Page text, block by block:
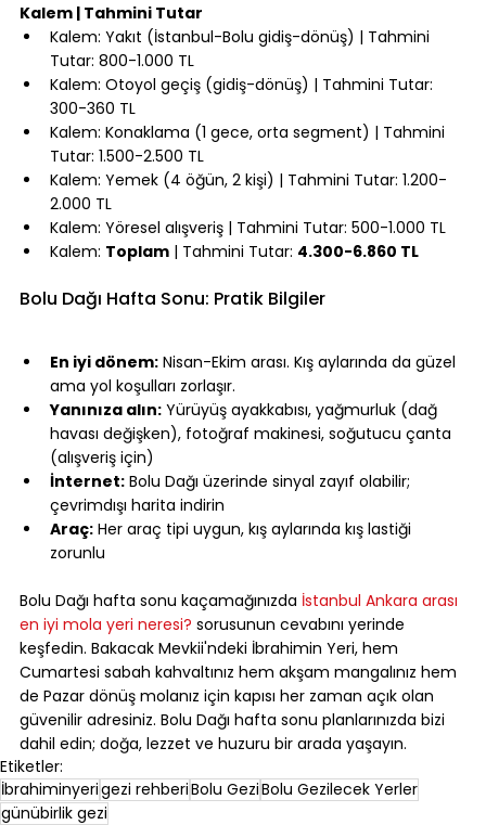
Kalem | Tahmini Tutar
Kalem: Yakıt (İstanbul-Bolu gidiş-dönüş) | Tahmini
Tutar: 800-1.000 TL
Kalem: Otoyol geçiş (gidiş-dönüş) | Tahmini Tutar:
300-360 TL
Kalem: Konaklama (1 gece, orta segment) | Tahmini
Tutar: 1.500-2.500 TL
Kalem: Yemek (4 öğün, 2 kişi) | Tahmini Tutar: 1.200-
2.000 TL
Kalem: Yöresel alışveriş | Tahmini Tutar: 500-1.000 TL
Kalem: Toplam | Tahmini Tutar: 4.300-6.860 TL
Bolu Dağı Hafta Sonu: Pratik Bilgiler
En iyi dönem: Nisan-Ekim arası. Kış aylarında da güzel
ama yol koşulları zorlaşır.
Yanınıza alın: Yürüyüş ayakkabısı, yağmurluk (dağ
havası değişken), fotoğraf makinesi, soğutucu çanta
(alışveriş için)
İnternet: Bolu Dağı üzerinde sinyal zayıf olabilir;
çevrimdışı harita indirin
Araç: Her araç tipi uygun, kış aylarında kış lastiği
zorunlu
Bolu Dağı hafta sonu kaçamağınızda İstanbul Ankara arası
en iyi mola yeri neresi? sorusunun cevabını yerinde
keşfedin. Bakacak Mevkii'ndeki İbrahimin Yeri, hem
Cumartesi sabah kahvaltınız hem akşam mangalınız hem
de Pazar dönüş molanız için kapısı her zaman açık olan
güvenilir adresiniz. Bolu Dağı hafta sonu planlarınızda bizi
dahil edin; doğa, lezzet ve huzuru bir arada yaşayın.
Etiketler:
İbrahiminyerigezi rehberiBolu GeziBolu Gezilecek Yerler
günübirlik gezi